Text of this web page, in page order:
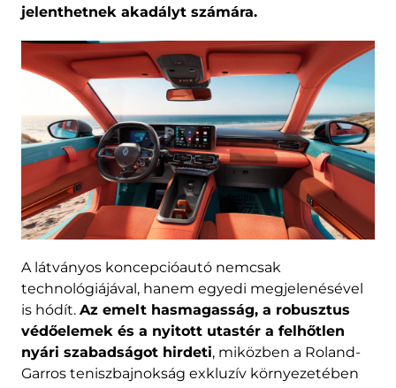
jelenthetnek akadályt számára.
A látványos koncepcióautó nemcsak
technológiájával, hanem egyedi megjelenésével
is hódít. Az emelt hasmagasság, a robusztus
védőelemek és a nyitott utastér a felhőtlen
nyári szabadságot hirdeti, miközben a Roland-
Garros teniszbajnokság exkluzív környezetében